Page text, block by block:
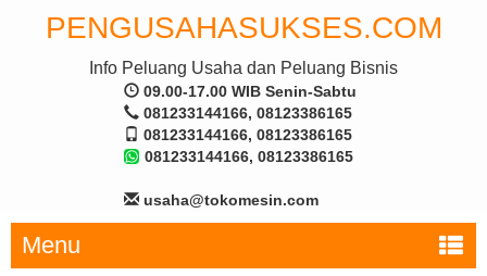
PENGUSAHASUKSES.COM
Info Peluang Usaha dan Peluang Bisnis
09.00-17.00 WIB Senin-Sabtu
081233144166, 08123386165
081233144166, 08123386165
081233144166, 08123386165
usaha@tokomesin.com
Menu